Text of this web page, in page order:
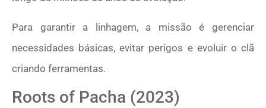
Para garantir a linhagem, a missão é gerenciar
necessidades básicas, evitar perigos e evoluir o clã
criando ferramentas.
Roots of Pacha (2023)